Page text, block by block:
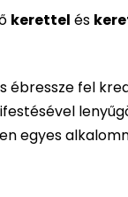
kerettel és
ébressze fel
egyes